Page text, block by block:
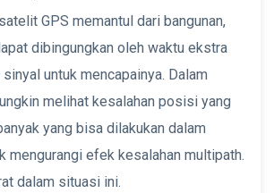
GPS memantul dari bangunan,
dibingungkan oleh waktu ekstra
untuk mencapainya. Dalam
melihat kesalahan posisi yang
yang bisa dilakukan dalam
mengurangi efek kesalahan multipath.
dalam situasi ini.